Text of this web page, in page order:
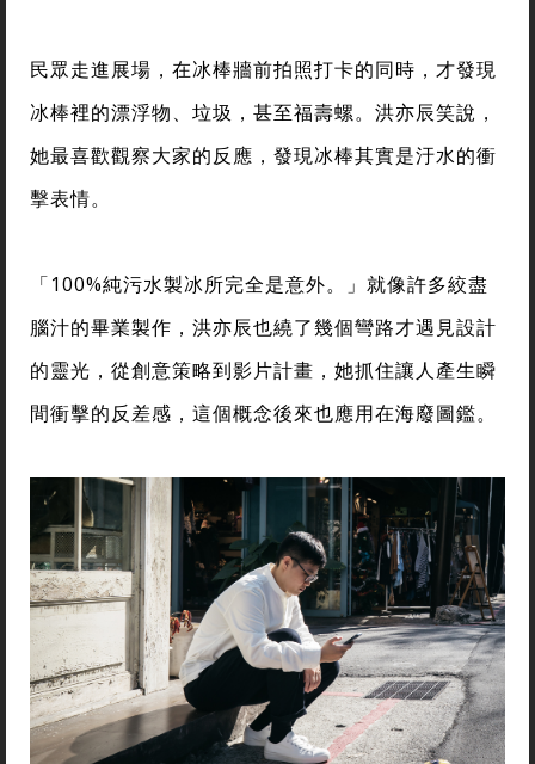
民眾走進展場，在冰棒牆前拍照打卡的同時，才發現
冰棒裡的漂浮物、垃圾，甚至福壽螺。洪亦辰笑說，
她最喜歡觀察大家的反應，發現冰棒其實是汙水的衝
擊表情。
「100%純污水製冰所完全是意外。」就像許多絞盡
腦汁的畢業製作，洪亦辰也繞了幾個彎路才遇見設計
的靈光，從創意策略到影片計畫，她抓住讓人產生瞬
間衝擊的反差感，這個概念後來也應用在海廢圖鑑。